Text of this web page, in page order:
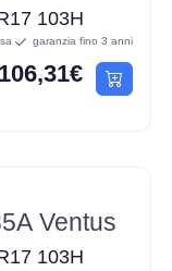
103H
garanzia fino 3 anni
106,31€
Ventus
103H